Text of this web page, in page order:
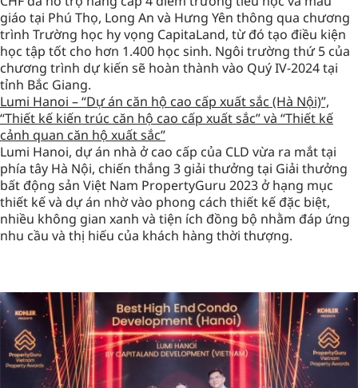
giáo tại Phú Thọ, Long An và Hưng Yên thông qua chương
trình Trường học hy vọng CapitaLand, từ đó tạo điều kiện
học tập tốt cho hơn 1.400 học sinh. Ngôi trường thứ 5 của
chương trình dự kiến sẽ hoàn thành vào Quý IV-2024 tại
tỉnh Bắc Giang.
Lumi Hanoi – “Dự án căn hộ cao cấp xuất sắc (Hà Nội)”,
“Thiết kế kiến trúc căn hộ cao cấp xuất sắc” và “Thiết kế
cảnh quan căn hộ xuất sắc”
Lumi Hanoi, dự án nhà ở cao cấp của CLD vừa ra mắt tại
phía tây Hà Nội, chiến thắng 3 giải thưởng tại Giải thưởng
bất động sản Việt Nam PropertyGuru 2023 ở hạng mục
thiết kế và dự án nhờ vào phong cách thiết kế đặc biệt,
nhiều không gian xanh và tiện ích đồng bộ nhằm đáp ứng
nhu cầu và thị hiếu của khách hàng thời thượng.